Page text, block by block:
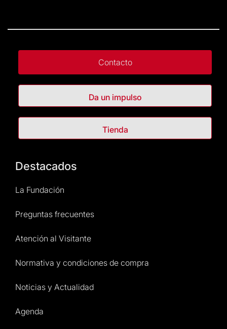
Contacto
Da un impulso
Tienda
Destacados
La Fundación
Preguntas frecuentes
Atención al Visitante
Normativa y condiciones de compra
Noticias y Actualidad
Agenda